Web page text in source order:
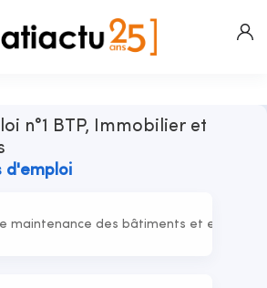
n°1 BTP, Immobilier et
d'emploi